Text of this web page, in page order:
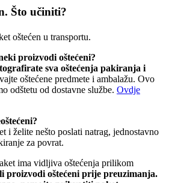
Što učiniti?
oštećen u transportu.
proizvodi oštećeni?
sva oštećenja pakiranja i
oštećene predmete i ambalažu. Ovo
odštetu od dostavne službe. Ovdje
i želite nešto poslati natrag, jednostavno
za povrat.
ima vidljiva oštećenja prilikom
proizvodi oštećeni prije preuzimanja.